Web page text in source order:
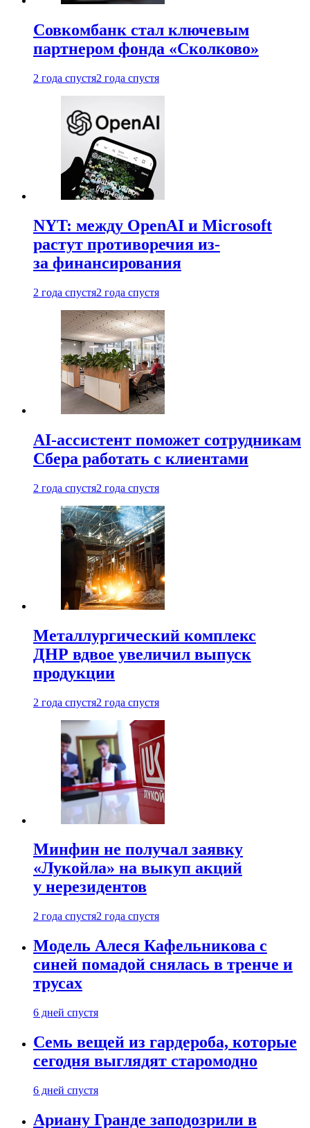
Совкомбанк стал ключевым
партнером фонда «Сколково»
2 года спустя2 года спустя
NYT: между OpenAI и Microsoft
растут противоречия из-
за финансирования
2 года спустя2 года спустя
AI-ассистент поможет сотрудникам
Сбера работать с клиентами
2 года спустя2 года спустя
Металлургический комплекс
ДНР вдвое увеличил выпуск
продукции
2 года спустя2 года спустя
Минфин не получал заявку
«Лукойла» на выкуп акций
у нерезидентов
2 года спустя2 года спустя
Модель Алеся Кафельникова с
синей помадой снялась в тренче и
трусах
6 дней спустя
Семь вещей из гардероба, которые
сегодня выглядят старомодно
6 дней спустя
Ариану Гранде заподозрили в